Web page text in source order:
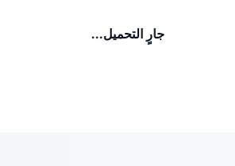
جارٍ التحميل...